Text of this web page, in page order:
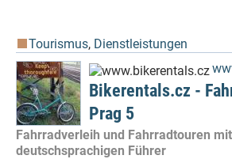
Tourismus, Dienstleistungen
Bikerentals.cz -
Prag 5
Fahrradverleih und Fahrradtouren
deutschsprachigen Führer